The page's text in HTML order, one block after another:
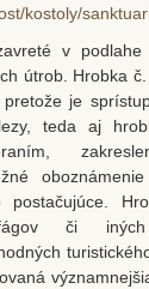
kostoly/
v podlahe
útrob. Hrobka
je
teda aj
či iných